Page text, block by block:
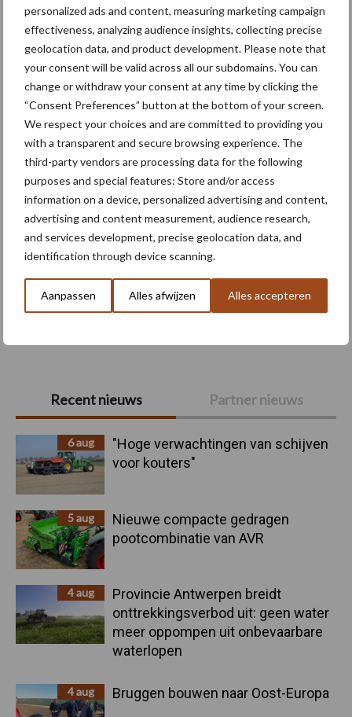
personalized ads and content, measuring marketing campaign
effectiveness, analyzing audience insights, collecting precise
geolocation data, and product development. Please note that
your consent will be valid across all our subdomains. You can
change or withdraw your consent at any time by clicking the
“Consent Preferences” button at the bottom of your screen.
We respect your choices and are committed to providing you
with a transparent and secure browsing experience. The
third-party vendors are processing data for the following
purposes and special features: Store and/or access
information on a device, personalized advertising and content,
advertising and content measurement, audience research,
and services development, precise geolocation data, and
identification through device scanning.
Aanpassen Alles afwijzen Alles accepteren
Primaire
Sidebar
Recent nieuws Partner nieuws
6 aug
"Hoge verwachtingen van schijven
voor kouters"
5 aug
Nieuwe compacte gedragen
pootcombinatie van AVR
4 aug
Provincie Antwerpen breidt
onttrekkingsverbod uit: geen water
meer oppompen uit onbevaarbare
waterlopen
4 aug Bruggen bouwen naar Oost-Europa
schema
Meer lezen over:
Maak uw keuze
Machines Duurzaamheid